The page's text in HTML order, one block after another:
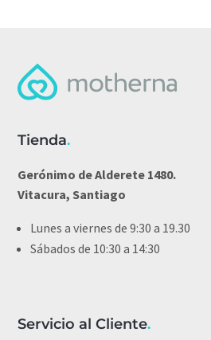
Tienda.
Gerónimo de Alderete 1480.
Vitacura, Santiago
Lunes a viernes de 9:30 a 19.30
Sábados de 10:30 a 14:30
Servicio al Cliente.